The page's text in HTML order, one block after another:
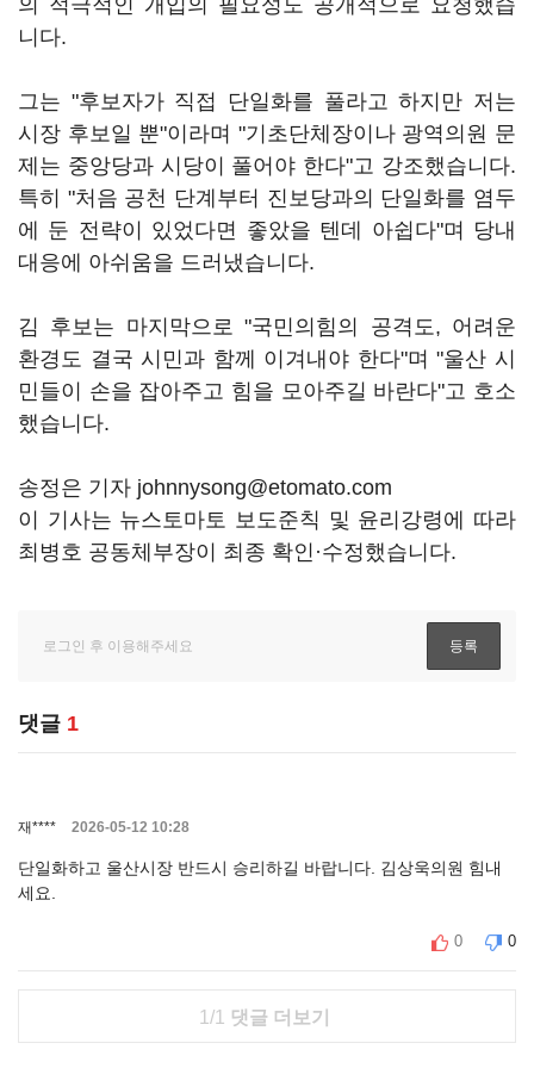
의 적극적인 개입의 필요성도 공개적으로 요청했습
니다.
그는 "후보자가 직접 단일화를 풀라고 하지만 저는
시장 후보일 뿐"이라며 "기초단체장이나 광역의원 문
제는 중앙당과 시당이 풀어야 한다"고 강조했습니다.
특히 "처음 공천 단계부터 진보당과의 단일화를 염두
에 둔 전략이 있었다면 좋았을 텐데 아쉽다"며 당내
대응에 아쉬움을 드러냈습니다.
김 후보는 마지막으로 "국민의힘의 공격도, 어려운
환경도 결국 시민과 함께 이겨내야 한다"며 "울산 시
민들이 손을 잡아주고 힘을 모아주길 바란다"고 호소
했습니다.
송정은 기자 johnnysong@etomato.com
이 기사는 뉴스토마토 보도준칙 및 윤리강령에 따라
최병호 공동체부장이 최종 확인·수정했습니다.
댓글 1
재**** 2026-05-12 10:28
단일화하고 울산시장 반드시 승리하길 바랍니다. 김상욱의원 힘내
세요.
0 0
1/1 댓글 더보기